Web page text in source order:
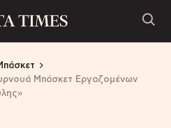
Μπάσκετ Εργαζομένων